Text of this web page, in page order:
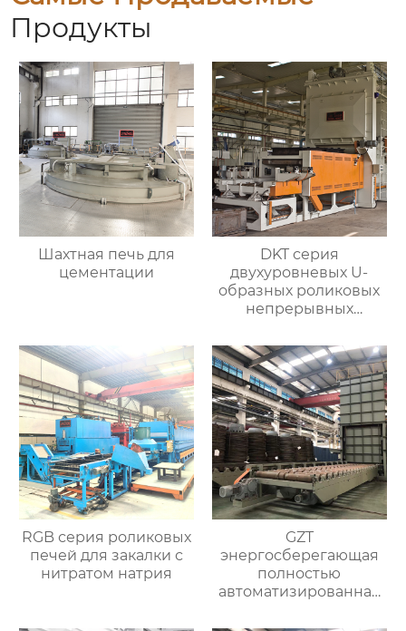
Продукты
Шахтная печь для
цементации
DKT серия
двухуровневых U-
образных роликовых
непрерывных
RGB серия роликовых
печей для закалки с
нитратом натрия
GZT
энергосберегающая
полностью
автоматизированная